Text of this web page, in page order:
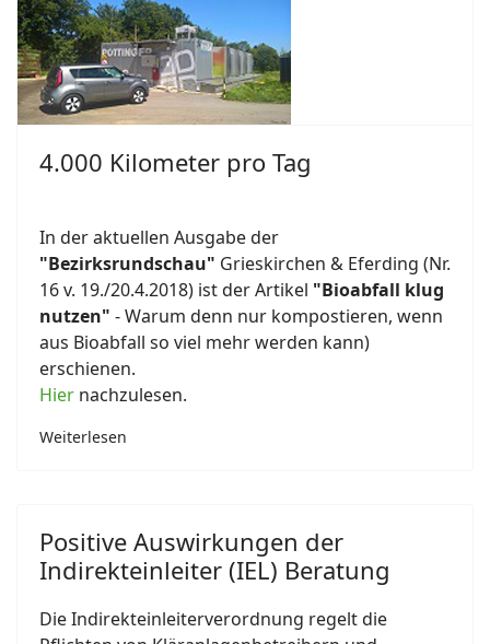
4.000 Kilometer pro Tag
In der aktuellen Ausgabe der
"Bezirksrundschau" Grieskirchen & Eferding (Nr.
16 v. 19./20.4.2018) ist der Artikel "Bioabfall klug
nutzen" - Warum denn nur kompostieren, wenn
aus Bioabfall so viel mehr werden kann)
erschienen.
Hier nachzulesen.
Weiterlesen
Positive Auswirkungen der
Indirekteinleiter (IEL) Beratung
Die Indirekteinleiterverordnung regelt die